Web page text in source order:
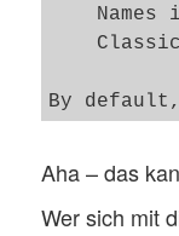
Names
By
Aha – das
Wer sich mit